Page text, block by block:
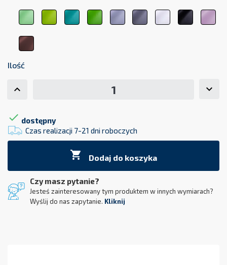
jasnozielony
6156
zielony
6248
zielony
medyczny
ciemnozielony
6263
jasnoszary
7000
ciemnoszary
7107
biały
9001
czarny
9011
róż
brązowy
8017
Ilość
 dostępny
Czas realizacji 7-21 dni roboczych
 Dodaj do koszyka
Czy masz pytanie?
Jesteś zainteresowany tym produktem w innych wymiarach?
Wyślij do nas zapytanie. Kliknij